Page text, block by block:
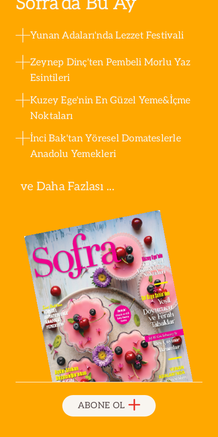
Yunan Adaları'nda Lezzet Festivali
Zeynep Dinç'ten Pembeli Morlu Yaz
Esintileri
Kuzey Ege'nin En Güzel Yeme&İçme
Noktaları
İnci Bak'tan Yöresel Domateslerle
Anadolu Yemekleri
ve Daha Fazlası ...
ABONE OL